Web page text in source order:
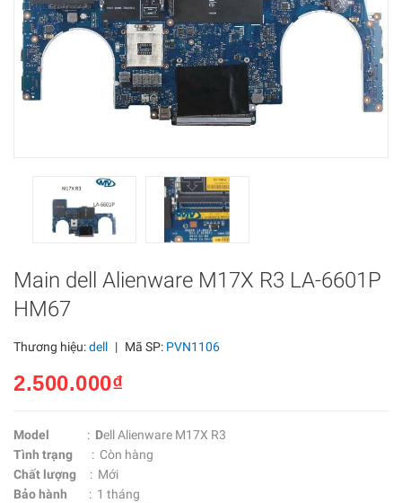
Main dell Alienware M17X R3 LA-6601P
HM67
Thương hiệu:dell | Mã SP: PVN1106
2.500.000₫
Model : Dell Alienware M17X R3
Tình trạng
: Còn hàng
Chất lượng : Mới
Bảo hành
: 1 tháng